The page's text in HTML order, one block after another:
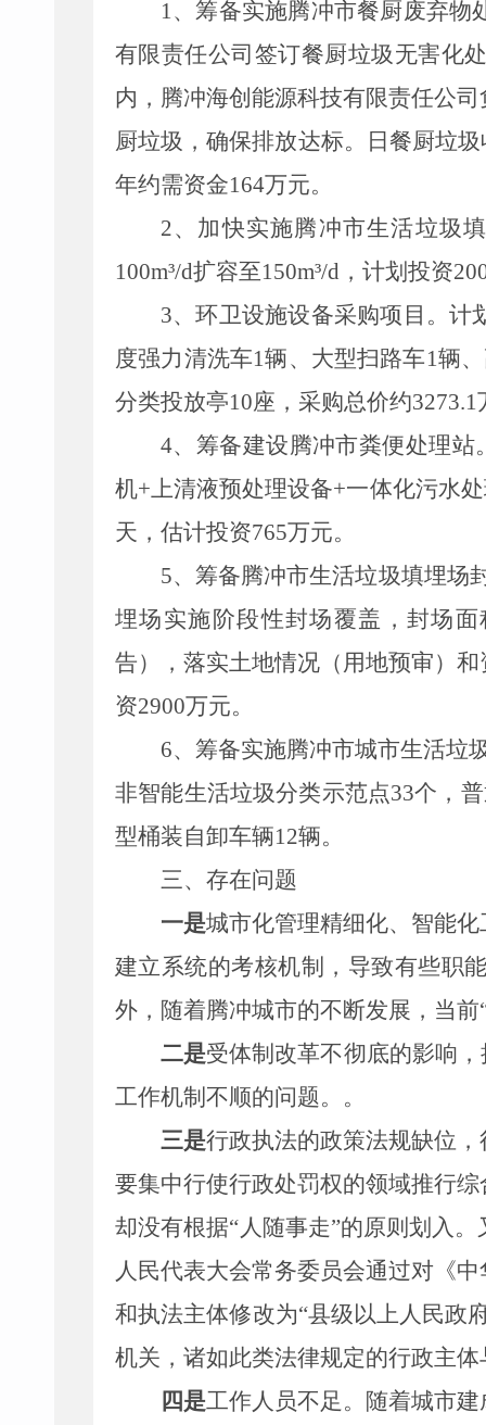
1、筹备实施腾冲市餐厨废弃
有限责任公司签订餐厨垃圾无害化
内，腾冲海创能源科技有限责任公
厨垃圾，确保排放达标。日餐厨垃
年约需资金164万元。
2、加快实施腾冲市生活垃圾
100m³/d扩容至150m³/d，计划投资
3、环卫设施设备采购项目。计
度强力清洗车1辆、大型扫路车1辆
分类投放亭10座，采购总价约3273.1
4、筹备建设腾冲市粪便处理站
机+上清液预处理设备+一体化污水
天 ，估计投资765万元。
5、筹备腾冲市生活垃圾填埋场
埋场实施阶段性封场覆盖，封场
告） ，落实土地情况 （ 用地预审）和
资2900万元。
6、筹备实施腾冲市城市生活垃
非智能生活垃圾分类示范点33个，
型桶装自卸车辆12辆。
三、存在问题
一是城市化管理精细化、智能
建立系统的考核机制，导致有些职
外，随着腾冲城市的不断发展，当
二是受体制改革不彻底的影响
工作机制不顺的问题。 。
三是行政执法的政策法规缺位，
要集中行使行政处罚权的领域推行综
却没有根据“人随事走”的原则划入。
人民代表大会常务委员会通过对《
和执法主体修改为“县级以上人民政
机关， 诸如此类法律规定的行政主
四是工作人员不足。随着城市建